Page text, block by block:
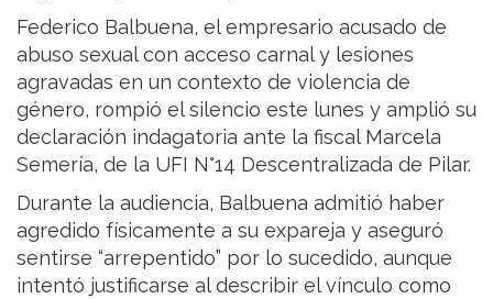
Federico Balbuena, el empresario acusado de
abuso sexual con acceso carnal y lesiones
agravadas en un contexto de violencia de
género, rompió el silencio este lunes y amplió su
declaración indagatoria ante la fiscal Marcela
Semería, de la UFI N°14 Descentralizada de Pilar.
Durante la audiencia, Balbuena admitió haber
agredido físicamente a su expareja y aseguró
sentirse “arrepentido” por lo sucedido, aunque
intentó justificarse al describir el vínculo como